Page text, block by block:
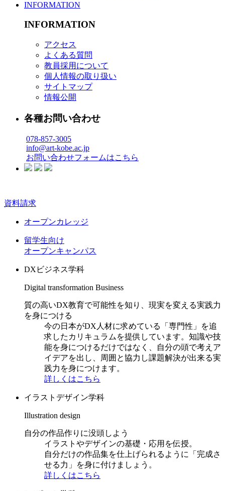
INFORMATION
INFORMATION
アクセス
よくある質問
教員採用について
個人情報の取り扱い
サイトマップ
情報公開
各種お問い合わせ
078-857-3005
info@art-kobe.ac.jp
お問い合わせフォームはこちら
資料請求
オープンカレッジ
留学生向け
オープンキャンパス
DXビジネス学科
Digital transformation Business
質の高いDX教育で可能性を知り、現実を変える実践力
を身につける
今の日本がDX人材に求めている「専門性」を追
求したカリキュラムを提供しています。知識や技
能を身につけるだけではなく、自分の頭で考えア
イデアを出し、周囲と協力し課題解決が出来る実
践力を身につけます。
詳しくはこちら
イラストデザイン学科
Illustration design
自分の作品作りに没頭しよう
イラストやデザインの基礎・応用を伝授。
自分だけの作品集を仕上げられるように「完成さ
せる力」を身に付けましょう。
詳しくはこちら